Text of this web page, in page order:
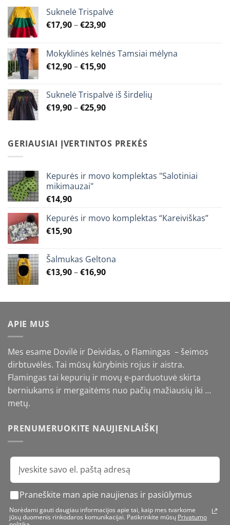
Suknelė Trispalvė
€17,90–€23,90Price
through
€23,90
Mokyklinės kelnės Tamsiai mėlyna
€12,90–€15,90Price
through
€15,90
Suknelė Trispalvė iš širdelių
€19,90–€25,90Price
through
€25,90
GERIAUSIAI ĮVERTINTOS PREKĖS
Kepurės ir movo komplektas "Salotiniai
mikimauzai"
€14,90
Kepurės ir movo komplektas “Kareiviškas”
€15,90
Šalmukas Geltona
€13,90–€16,90Price
through
APIE MUS
Mes esame Dovilė ir Deividas, o Flamingas – šeimos
dirbtuvėlės. Tai mūsų kūrybinis rojus ir aistra.
Flamingas tai kepurių ir movų e-parduotuvė skirta
berniukams ir mergaitėms nuo pačių mažiausių iki …
metų.
PRENUMERUOKITE NAUJIENLAIŠKĮ
Praneškite man apie naujienas ir pasiūlymus
Norėdami gauti daugiau informacijos apie tai, kaip mes tvarkome
jūsų duomenis rinkodaros komunikacijai. Patikrinkite mūsų Privatumo